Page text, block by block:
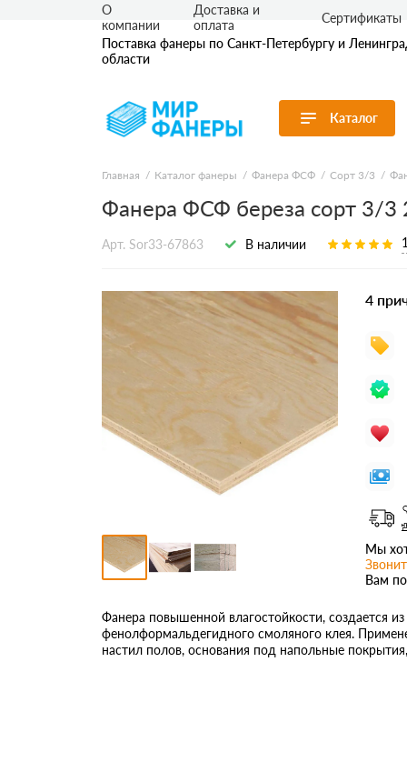
Поставка фанеры по Санкт-Петербургу и
области
Каталог
Перейти в каталог
Продуктовые
линейки
По применению
По сорту
По размеру
Фанера ФК
Фанера
О
компании
Доставка и
оплата
Сертификаты
Главная Каталог фанеры Фанера ФСФ Сорт 3/3
Фанера ФСФ береза сорт 3/
Арт. Sor33-67863 В наличии
4
Мы
Вам
Фанера повышенной влагостойкости, создается
фенолформальдегидного смоляного клея.
настил полов, основания под напольные